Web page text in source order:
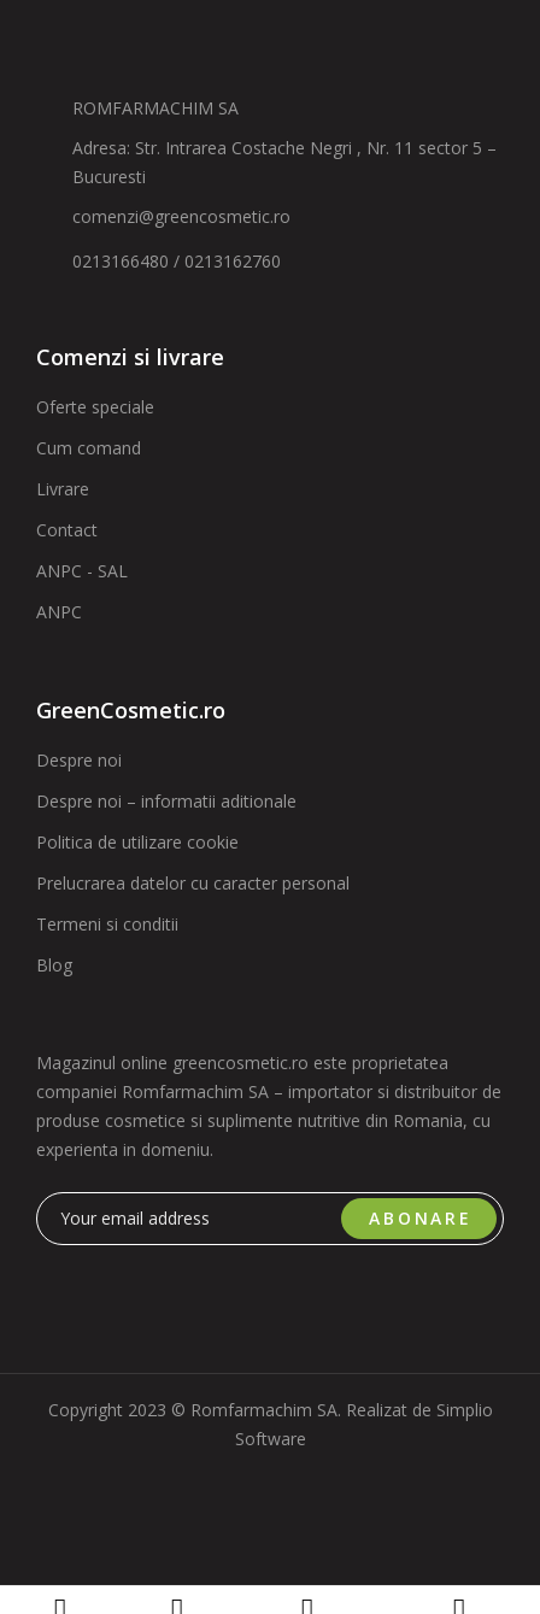
ROMFARMACHIM SA
Adresa: Str. Intrarea Costache Negri , Nr. 11 sector 5 –
Bucuresti
comenzi@greencosmetic.ro
0213166480 / 0213162760
Comenzi si livrare
Oferte speciale
Cum comand
Livrare
Contact
ANPC - SAL
ANPC
GreenCosmetic.ro
Despre noi
Despre noi – informatii aditionale
Politica de utilizare cookie
Prelucrarea datelor cu caracter personal
Termeni si conditii
Blog
Magazinul online greencosmetic.ro este proprietatea
companiei Romfarmachim SA – importator si distribuitor de
produse cosmetice si suplimente nutritive din Romania, cu
experienta in domeniu.
ABONARE
Copyright 2023 © Romfarmachim SA. Realizat de Simplio
Software